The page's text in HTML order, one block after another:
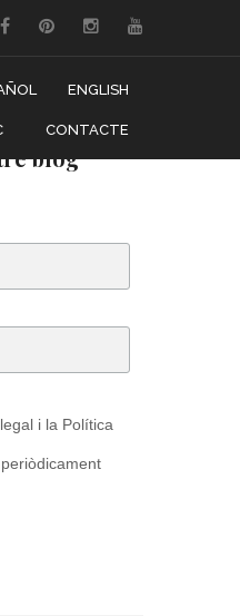
ENGLISH
CONTACTE
blog
i la Política